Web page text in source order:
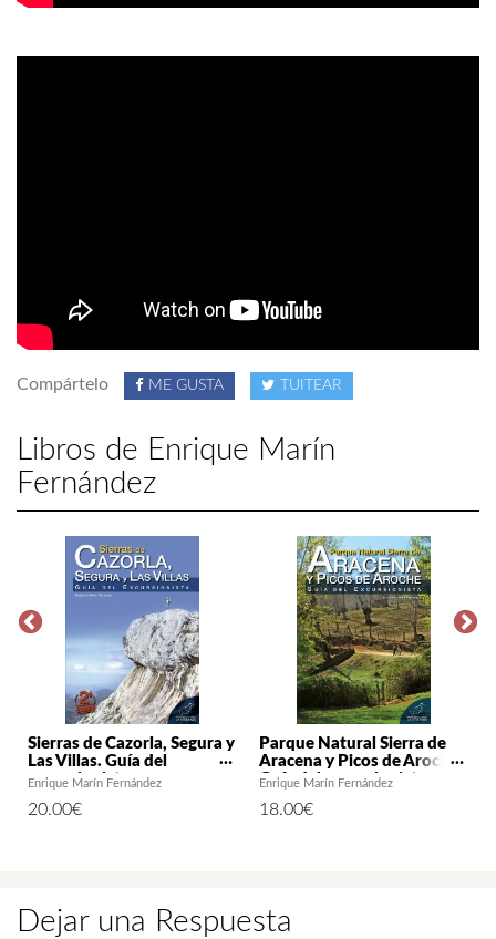
Compártelo ME GUSTA TUITEAR
Libros de Enrique Marín
Fernández
Sierras de Cazorla, Segura y
Las Villas. Guía del
excursionista
Enrique Marín Fernández
20.00€
Parque Natural Sierra de
Aracena y Picos de Aroche.
Guía del excursionista
Enrique Marín Fernández
18.00€
Dejar una Respuesta